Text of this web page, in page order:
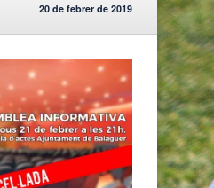
20 de febrer de 2019